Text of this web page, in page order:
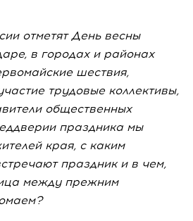
отметят День весны
в городах и районах
шествия,
трудовые коллективы,
общественных
праздника мы
края, с каким
праздник и в чем,
между прежним